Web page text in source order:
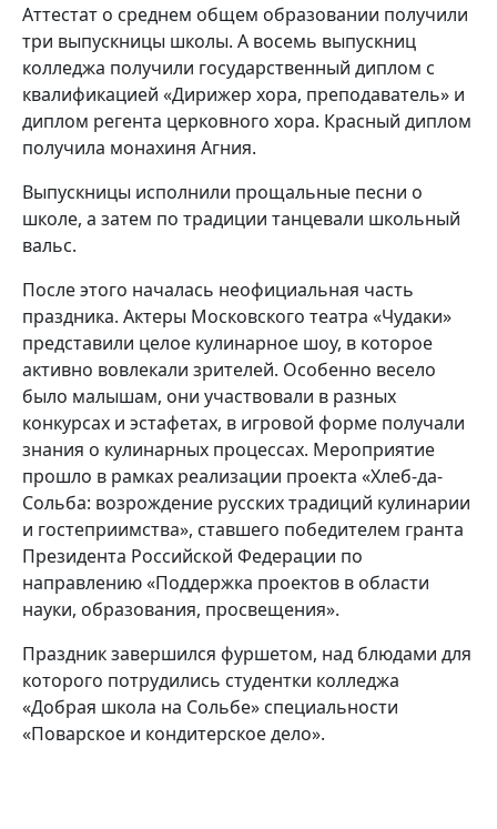
Аттестат о среднем общем образовании получили
три выпускницы школы. А восемь выпускниц
колледжа получили государственный диплом с
квалификацией «Дирижер хора, преподаватель» и
диплом регента церковного хора. Красный диплом
получила монахиня Агния.
Выпускницы исполнили прощальные песни о
школе, а затем по традиции танцевали школьный
вальс.
После этого началась неофициальная часть
праздника. Актеры Московского театра «Чудаки»
представили целое кулинарное шоу, в которое
активно вовлекали зрителей. Особенно весело
было малышам, они участвовали в разных
конкурсах и эстафетах, в игровой форме получали
знания о кулинарных процессах. Мероприятие
прошло в рамках реализации проекта «Хлеб-да-
Сольба: возрождение русских традиций кулинарии
и гостеприимства», ставшего победителем гранта
Президента Российской Федерации по
направлению «Поддержка проектов в области
науки, образования, просвещения».
Праздник завершился фуршетом, над блюдами для
которого потрудились студентки колледжа
«Добрая школа на Сольбе» специальности
«Поварское и кондитерское дело».